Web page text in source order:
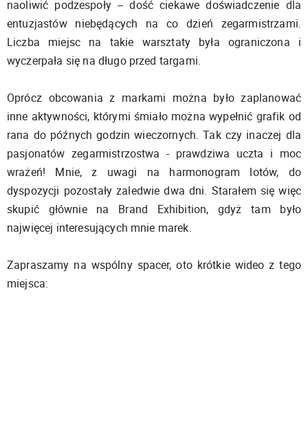
naoliwić podzespoły -- dość ciekawe doświadczenie dla
entuzjastów niebędących na co dzień zegarmistrzami.
Liczba miejsc na takie warsztaty była ograniczona i
wyczerpała się na długo przed targami.
Oprócz obcowania z markami można było zaplanować
inne aktywności, którymi śmiało można wypełnić grafik od
rana do późnych godzin wieczornych. Tak czy inaczej dla
pasjonatów zegarmistrzostwa - prawdziwa uczta i moc
wrażeń! Mnie, z uwagi na harmonogram lotów, do
dyspozycji pozostały zaledwie dwa dni. Starałem się więc
skupić głównie na Brand Exhibition, gdyż tam było
najwięcej interesujących mnie marek.
Zapraszamy na wspólny spacer, oto krótkie wideo z tego
miejsca: